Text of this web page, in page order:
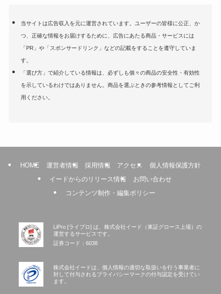
当サイトは広告収入を元に運営されています。ユーザーの皆様に公正、か
つ、正確な情報をお届けするために、広告にあたる商品・サービスには
「PR」や「スポンサードリンク」などの記載をすることを遵守していま
す。
「選び方」で紹介している情報は、必ずしも個々の商品の安全性・有効性
を示しているわけではありません。商品を選ぶときの参考情報としてご利
用ください。
HOME 運営者情報 採用情報 アクセス
個人情報保護方針
イードからのリリース情報
お問い合わせ
コンテンツ制作・編集ポリシー
LiPro [ライプロ] は、株式会社イード（東証グロース上場）の
運営するサービスです。
証券コード：6038
株式会社イードは、個人情報の適切な取扱いを行う事業者に
対して付与されるプライバシーマークの付与認定を受けてい
ます。